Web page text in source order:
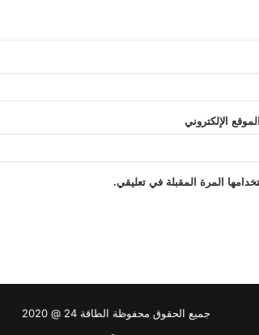
الموقع الإلكتروني
المرة المقبلة في تعليقي.
جميع الحقوق محفوظة الطاقة 24 @ 2020